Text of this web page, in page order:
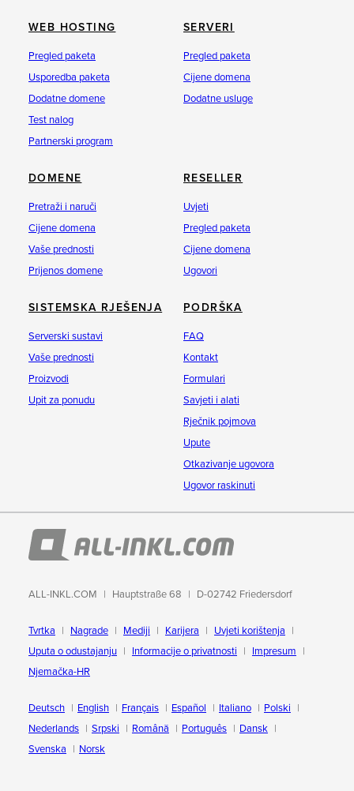
WEB HOSTING
Pregled paketa
Usporedba paketa
Dodatne domene
Test nalog
Partnerski program
SERVERI
Pregled paketa
Cijene domena
Dodatne usluge
DOMENE
Pretraži i naruči
Cijene domena
Vaše prednosti
Prijenos domene
RESELLER
Uvjeti
Pregled paketa
Cijene domena
Ugovori
SISTEMSKA RJEŠENJA
Serverski sustavi
Vaše prednosti
Proizvodi
Upit za ponudu
PODRŠKA
FAQ
Kontakt
Formulari
Savjeti i alati
Rječnik pojmova
Upute
Otkazivanje ugovora
Ugovor raskinuti
ALL-INKL.COM Hauptstraße 68 D-02742 Friedersdorf
Tvrtka Nagrade Mediji Karijera
Uvjeti korištenja
Uputa o odustajanju
Informacije o privatnosti
Impresum
Njemačka-HR
Deutsch English Français Español Italiano
Polski
Nederlands
Srpski Română Português
Dansk
Svenska
Norsk